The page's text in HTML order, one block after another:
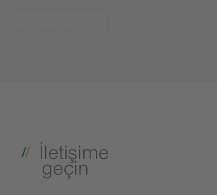
İletişime
geçin